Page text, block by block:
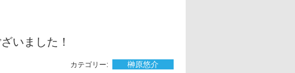
いました！
榊󠄀原悠介